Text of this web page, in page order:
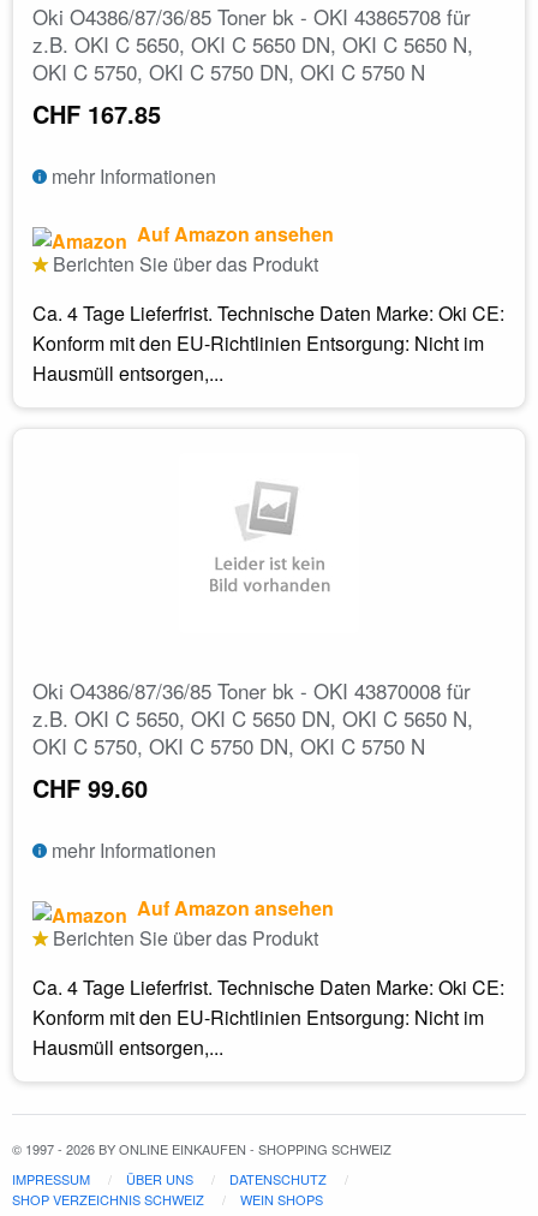
Oki O4386/87/36/85 Toner bk - OKI 43865708 für
z.B. OKI C 5650, OKI C 5650 DN, OKI C 5650 N,
OKI C 5750, OKI C 5750 DN, OKI C 5750 N
CHF 167.85
mehr Informationen
Auf Amazon ansehen
Berichten Sie über das Produkt
Ca. 4 Tage Lieferfrist. Technische Daten Marke: Oki CE:
Konform mit den EU-Richtlinien Entsorgung: Nicht im
Hausmüll entsorgen,...
Oki O4386/87/36/85 Toner bk - OKI 43870008 für
z.B. OKI C 5650, OKI C 5650 DN, OKI C 5650 N,
OKI C 5750, OKI C 5750 DN, OKI C 5750 N
CHF 99.60
mehr Informationen
Auf Amazon ansehen
Berichten Sie über das Produkt
Ca. 4 Tage Lieferfrist. Technische Daten Marke: Oki CE:
Konform mit den EU-Richtlinien Entsorgung: Nicht im
Hausmüll entsorgen,...
© 1997 - 2026 BY ONLINE EINKAUFEN - SHOPPING SCHWEIZ
IMPRESSUM
ÜBER UNS
DATENSCHUTZ
SHOP VERZEICHNIS SCHWEIZ
WEIN SHOPS